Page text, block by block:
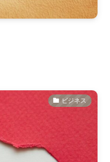
ビジネス